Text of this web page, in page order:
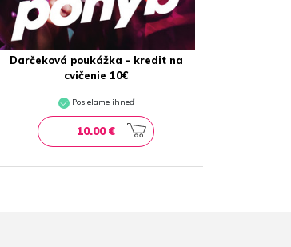
Darčeková poukážka - kredit na
cvičenie 10€
Posielame ihneď
10.00 €